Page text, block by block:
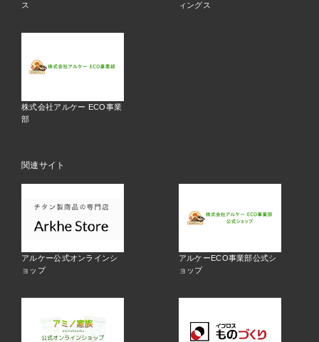
ス
ィングス
株式会社アルケー ECO事業
部
関連サイト
アルケー公式オンラインシ
ョップ
アルケーECO事業部公式シ
ョップ